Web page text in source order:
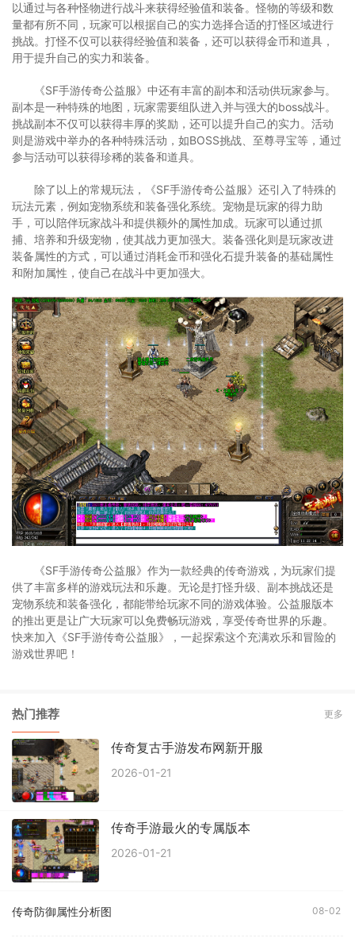
以通过与各种怪物进行战斗来获得经验值和装备。怪物的等级和数
量都有所不同，玩家可以根据自己的实力选择合适的打怪区域进行
挑战。打怪不仅可以获得经验值和装备，还可以获得金币和道具，
用于提升自己的实力和装备。
《SF手游传奇公益服》中还有丰富的副本和活动供玩家参与。
副本是一种特殊的地图，玩家需要组队进入并与强大的boss战斗。
挑战副本不仅可以获得丰厚的奖励，还可以提升自己的实力。活动
则是游戏中举办的各种特殊活动，如BOSS挑战、至尊寻宝等，通过
参与活动可以获得珍稀的装备和道具。
除了以上的常规玩法，《SF手游传奇公益服》还引入了特殊的
玩法元素，例如宠物系统和装备强化系统。宠物是玩家的得力助
手，可以陪伴玩家战斗和提供额外的属性加成。玩家可以通过抓
捕、培养和升级宠物，使其战力更加强大。装备强化则是玩家改进
装备属性的方式，可以通过消耗金币和强化石提升装备的基础属性
和附加属性，使自己在战斗中更加强大。
《SF手游传奇公益服》作为一款经典的传奇游戏，为玩家们提
供了丰富多样的游戏玩法和乐趣。无论是打怪升级、副本挑战还是
宠物系统和装备强化，都能带给玩家不同的游戏体验。公益服版本
的推出更是让广大玩家可以免费畅玩游戏，享受传奇世界的乐趣。
快来加入《SF手游传奇公益服》，一起探索这个充满欢乐和冒险的
游戏世界吧！
热门推荐 更多
传奇复古手游发布网新开服
2026-01-21
传奇手游最火的专属版本
2026-01-21
传奇防御属性分析图 08-02